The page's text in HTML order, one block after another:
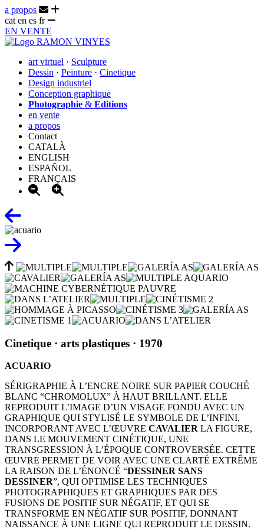
a propos
cat en es fr
EN VENTE
art virtuel · Sculpture
Dessin · Peinture · Cinetique
Design industriel
Conception graphique
Photographie & Editions
en vente
a propos
Contact
CATALÀ
ENGLISH
ESPAÑOL
FRANÇAIS
Cinetique · arts plastiques · 1970
ACUARIO
SÉRIGRAPHIE À L’ENCRE NOIRE SUR PAPIER COUCHÉ
BLANC “CHROMOLUX” À HAUT BRILLANT. ELLE
REPRODUIT L’IMAGE D’UN VISAGE FONDU AVEC UN
GRAPHIQUE QUI STYLISÉ LE SYMBOLE DE L’INFINI,
INCORPORANT AVEC L’ŒUVRE CAVALIER LA FIGURE,
DANS LE MOUVEMENT CINÉTIQUE, UNE
TRANSGRESSION À L’ÉPOQUE CONTROVERSÉE. CETTE
ŒUVRE PERMET DE VOIR AVEC UNE CLARTÉ EXTRÊME
LA RAISON DE L’ÉNONCÉ “DESSINER SANS
DESSINER”, QUI OPTIMISE LES TECHNIQUES
PHOTOGRAPHIQUES ET GRAPHIQUES PAR DES
FUSIONS DE POSITIF SUR NÉGATIF, ET QUI SE
TRANSFORME EN NÉGATIF SUR POSITIF, DONNANT
NAISSANCE À UNE LIGNE QUI REPRODUIT LE DESSIN.